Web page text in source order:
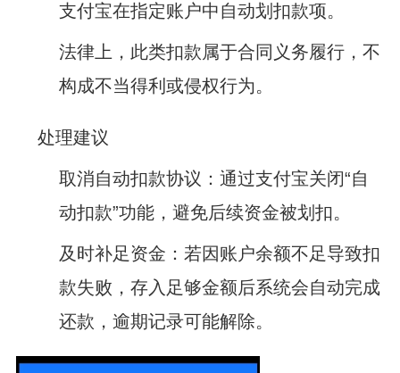
支付宝在指定账户中自动划扣款项‌。
法律上，此类扣款属于合同义务履行，不
构成不当得利或侵权行为。
‌处理建议‌
‌取消自动扣款协议‌：通过支付宝关闭“自
动扣款”功能，避免后续资金被划扣‌。
‌及时补足资金‌：若因账户余额不足导致扣
款失败，存入足够金额后系统会自动完成
还款，逾期记录可能解除‌。